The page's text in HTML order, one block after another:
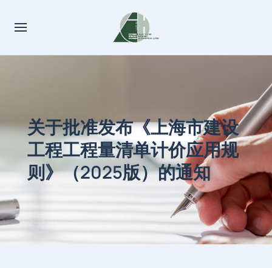
关于批准发布《上海市建设
工程工程量清单计价应用规
则》（2025版）的通知